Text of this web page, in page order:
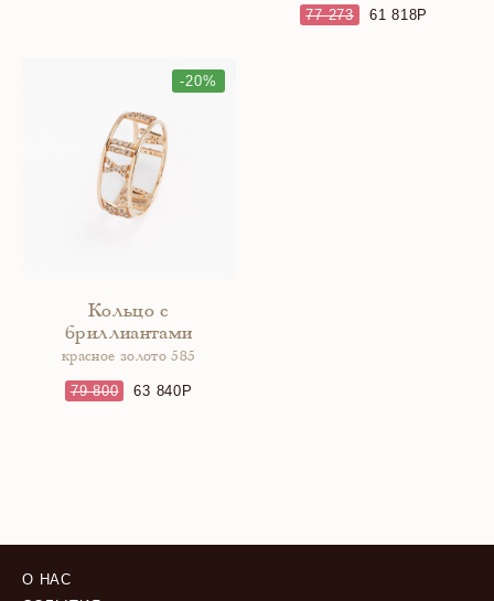
77 273 61 818
-20%
Кольцо с
бриллиантами
красное золото 585
79 800 63 840
О НАС